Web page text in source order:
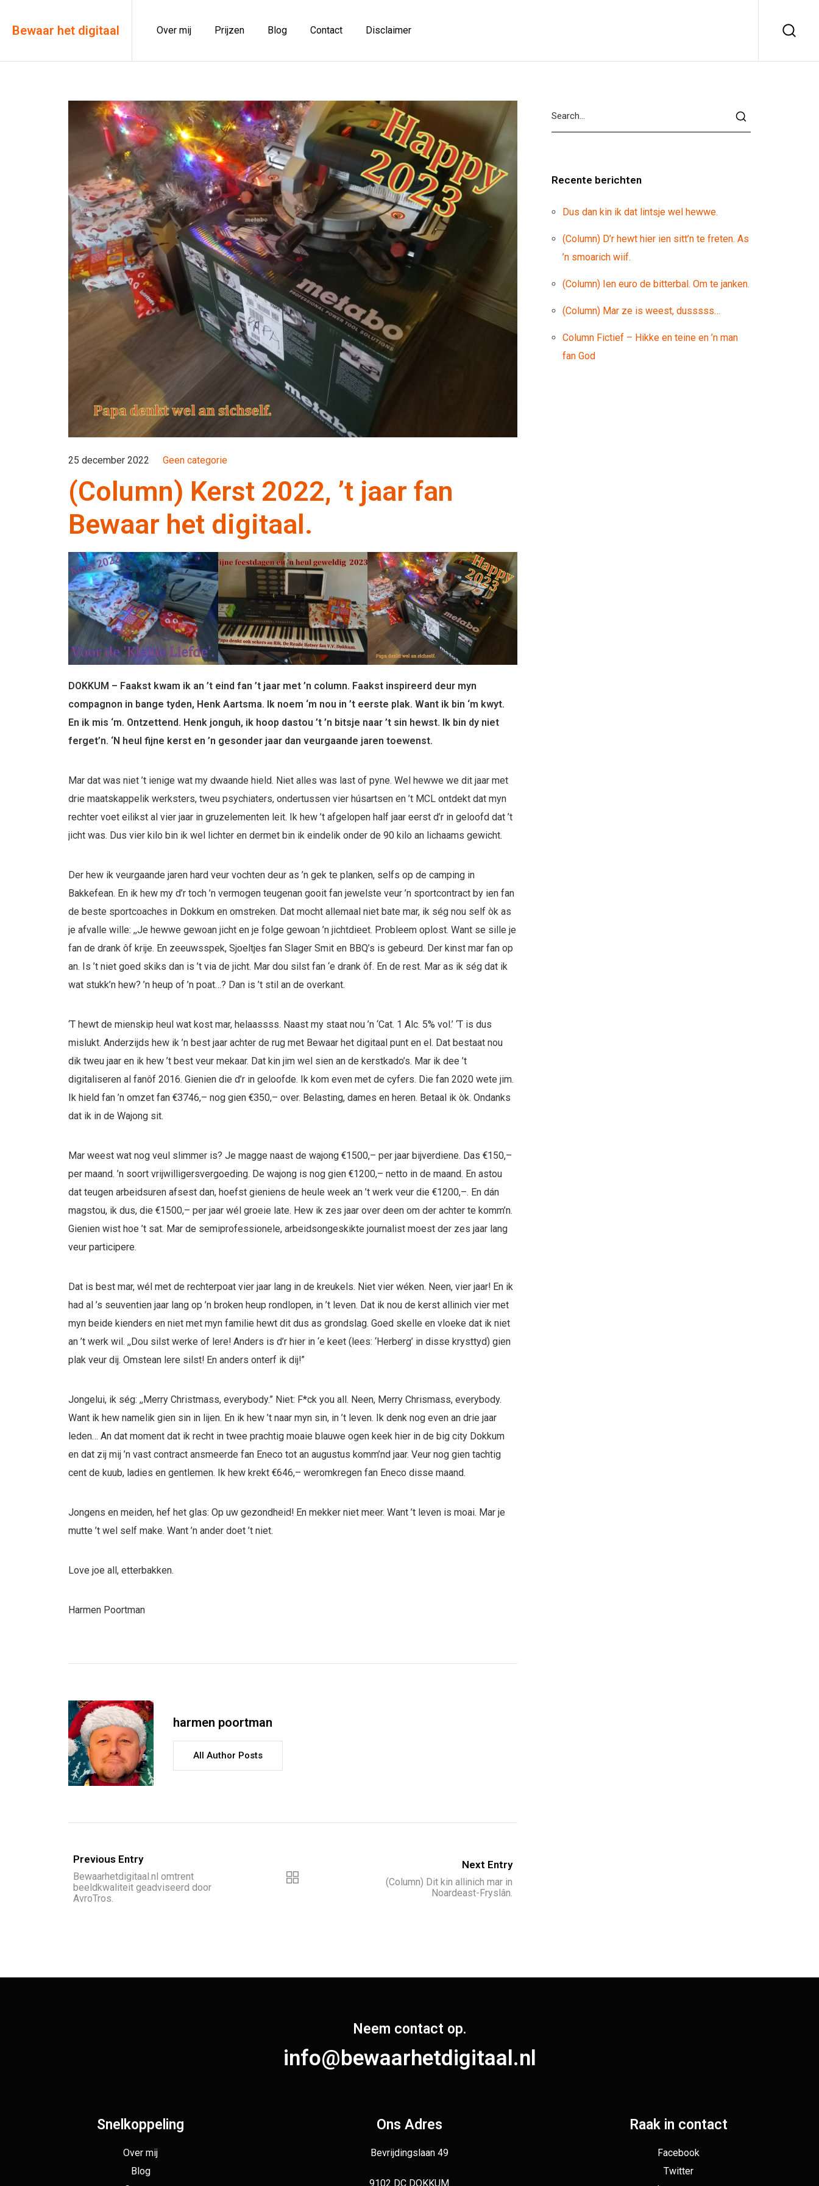
Bewaar het digitaal Over mij Prijzen Blog Contact Disclaimer
25 december 2022 Geen categorie
(Column) Kerst 2022, ’t jaar fan
Bewaar het digitaal.
DOKKUM – Faakst kwam ik an ’t eind fan ’t jaar met ’n column. Faakst inspireerd deur myn
compagnon in bange tyden, Henk Aartsma. Ik noem ‘m nou in ’t eerste plak. Want ik bin ‘m kwyt.
En ik mis ‘m. Ontzettend. Henk jonguh, ik hoop dastou ’t ’n bitsje naar ’t sin hewst. Ik bin dy niet
ferget’n. ‘N heul fijne kerst en ’n gesonder jaar dan veurgaande jaren toewenst.
Mar dat was niet ’t ienige wat my dwaande hield. Niet alles was last of pyne. Wel hewwe we dit jaar met
drie maatskappelik werksters, tweu psychiaters, ondertussen vier húsartsen en ’t MCL ontdekt dat myn
rechter voet eilikst al vier jaar in gruzelementen leit. Ik hew ’t afgelopen half jaar eerst d’r in geloofd dat ’t
jicht was. Dus vier kilo bin ik wel lichter en dermet bin ik eindelik onder de 90 kilo an lichaams gewicht.
Der hew ik veurgaande jaren hard veur vochten deur as ’n gek te planken, selfs op de camping in
Bakkefean. En ik hew my d’r toch ’n vermogen teugenan gooit fan jewelste veur ’n sportcontract by ien fan
de beste sportcoaches in Dokkum en omstreken. Dat mocht allemaal niet bate mar, ik ség nou self òk as
je afvalle wille: ,,Je hewwe gewoan jicht en je folge gewoan ’n jichtdieet. Probleem oplost. Want se sille je
fan de drank ôf krije. En zeeuwsspek, Sjoeltjes fan Slager Smit en BBQ’s is gebeurd. Der kinst mar fan op
an. Is ’t niet goed skiks dan is ’t via de jicht. Mar dou silst fan ‘e drank ôf. En de rest. Mar as ik ség dat ik
wat stukk’n hew? ’n heup of ’n poat…? Dan is ’t stil an de overkant.
‘T hewt de mienskip heul wat kost mar, helaassss. Naast my staat nou ’n ‘Cat. 1 Alc. 5% vol.’ ‘T is dus
mislukt. Anderzijds hew ik ’n best jaar achter de rug met Bewaar het digitaal punt en el. Dat bestaat nou
dik tweu jaar en ik hew ’t best veur mekaar. Dat kin jim wel sien an de kerstkado’s. Mar ik dee ’t
digitaliseren al fanôf 2016. Gienien die d’r in geloofde. Ik kom even met de cyfers. Die fan 2020 wete jim.
Ik hield fan ’n omzet fan €3746,– nog gien €350,– over. Belasting, dames en heren. Betaal ik òk. Ondanks
dat ik in de Wajong sit.
Mar weest wat nog veul slimmer is? Je magge naast de wajong €1500,– per jaar bijverdiene. Das €150,–
per maand. ’n soort vrijwilligersvergoeding. De wajong is nog gien €1200,– netto in de maand. En astou
dat teugen arbeidsuren afsest dan, hoefst gieniens de heule week an ’t werk veur die €1200,–. En dán
magstou, ik dus, die €1500,– per jaar wél groeie late. Hew ik zes jaar over deen om der achter te komm’n.
Gienien wist hoe ’t sat. Mar de semiprofessionele, arbeidsongeskikte journalist moest der zes jaar lang
veur participere.
Dat is best mar, wél met de rechterpoat vier jaar lang in de kreukels. Niet vier wéken. Neen, vier jaar! En ik
had al ’s seuventien jaar lang op ’n broken heup rondlopen, in ’t leven. Dat ik nou de kerst allinich vier met
myn beide kienders en niet met myn familie hewt dit dus as grondslag. Goed skelle en vloeke dat ik niet
an ’t werk wil. ,,Dou silst werke of lere! Anders is d’r hier in ‘e keet (lees: ‘Herberg’ in disse krysttyd) gien
plak veur dij. Omstean lere silst! En anders onterf ik dij!”
Jongelui, ik ség: ,,Merry Christmass, everybody.” Niet: F*ck you all. Neen, Merry Chrismass, everybody.
Want ik hew namelik gien sin in lijen. En ik hew ’t naar myn sin, in ’t leven. Ik denk nog even an drie jaar
leden… An dat moment dat ik recht in twee prachtig moaie blauwe ogen keek hier in de big city Dokkum
en dat zij mij ’n vast contract ansmeerde fan Eneco tot an augustus komm’nd jaar. Veur nog gien tachtig
cent de kuub, ladies en gentlemen. Ik hew krekt €646,– weromkregen fan Eneco disse maand.
Jongens en meiden, hef het glas: Op uw gezondheid! En mekker niet meer. Want ’t leven is moai. Mar je
mutte ’t wel self make. Want ’n ander doet ’t niet.
Love joe all, etterbakken.
Harmen Poortman
harmen poortman
All Author Posts
Previous Entry
Bewaarhetdigitaal.nl omtrent
beeldkwaliteit geadviseerd door
AvroTros.
Next Entry
(Column) Dit kin allinich mar in
Noardeast-Fryslân.
Recente berichten
Dus dan kin ik dat lintsje wel hewwe.
(Column) D’r hewt hier ien sitt’n te freten. As
’n smoarich wiif.
(Column) Ien euro de bitterbal. Om te janken.
(Column) Mar ze is weest, dusssss…
Column Fictief – Hikke en teine en ’n man
fan God
Neem contact op.
info@bewaarhetdigitaal.nl
Snelkoppeling
Over mij
Blog
Ons Adres
Bevrijdingslaan 49
9102 DC DOKKUM
Raak in contact
Facebook
Twitter